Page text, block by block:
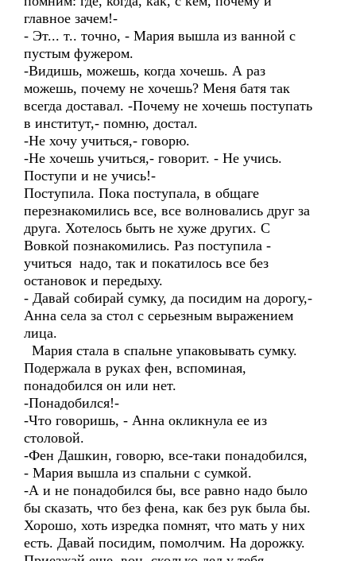
главное зачем!-
- Эт... т.. точно, - Мария вышла из ванной с
пустым фужером.
-Видишь, можешь, когда хочешь. А раз
можешь, почему не хочешь? Меня батя так
всегда доставал. -Почему не хочешь поступать
в институт,- помню, достал.
-Не хочу учиться,- говорю.
-Не хочешь учиться,- говорит. - Не учись.
Поступи и не учись!-
Поступила. Пока поступала, в общаге
перезнакомились все, все волновались друг за
друга. Хотелось быть не хуже других. С
Вовкой познакомились. Раз поступила -
учиться надо, так и покатилось все без
остановок и передыху.
- Давай собирай сумку, да посидим на дорогу,-
Анна села за стол с серьезным выражением
лица.
Мария стала в спальне упаковывать сумку.
Подержала в руках фен, вспоминая,
понадобился он или нет.
-Понадобился!-
-Что говоришь, - Анна окликнула ее из
столовой.
-Фен Дашкин, говорю, все-таки понадобился,
- Мария вышла из спальни с сумкой.
-А и не понадобился бы, все равно надо было
бы сказать, что без фена, как без рук была бы.
Хорошо, хоть изредка помнят, что мать у них
есть. Давай посидим, помолчим. На дорожку.